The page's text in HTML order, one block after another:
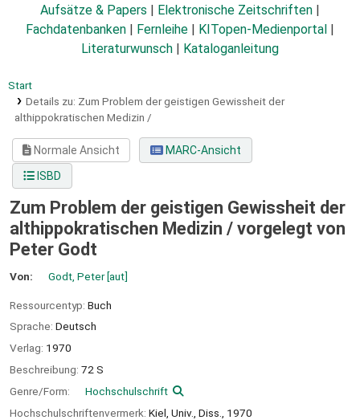
Aufsätze & Papers
Elektronische Zeitschriften
Fachdatenbanken
Fernleihe KITopen-Medienportal
Literaturwunsch
Kataloganleitung
Start
Details zu: Zum Problem der geistigen Gewissheit der
althippokratischen Medizin /
Normale Ansicht
MARC-Ansicht
ISBD
Zum Problem der geistigen Gewissheit der
althippokratischen Medizin / vorgelegt von
Peter Godt
Von: Godt, Peter[aut]
Ressourcentyp: Buch
Sprache: Deutsch
Verlag: 1970
Beschreibung: 72 S
Genre/Form:
Hochschulschrift
Hochschulschriftenvermerk: Kiel, Univ., Diss., 1970